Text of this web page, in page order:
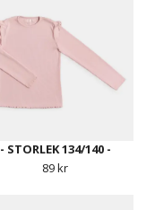
- STORLEK 134/140 -
89 kr